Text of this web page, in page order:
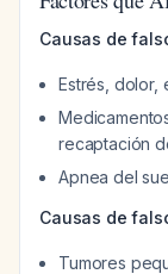
Causas de
Estrés, dolor,
recaptación
Apnea del
Causas de
Tumores